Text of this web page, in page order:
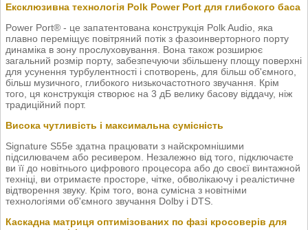
Ексклюзивна технологія Polk Power Port для глибокого баса
Power Port® - це запатентована конструкція Polk Audio, яка
плавно переміщує повітряний потік з фазоинверторного порту
динаміка в зону прослуховування. Вона також розширює
загальний розмір порту, забезпечуючи збільшену площу поверхні
для усунення турбулентності і спотворень, для більш об'ємного,
більш музичного, глибокого низькочастотного звучання. Крім
того, ця конструкція створює на 3 дБ велику басову віддачу, ніж
традиційний порт.
Висока чутливість і максимальна сумісність
Signature S55e здатна працювати з найскромнішими
підсилювачем або ресивером. Незалежно від того, підключаєте
ви її до новітнього цифрового процесора або до своєї винтажной
техніці, ви отримаєте просторе, чітке, обволікаючу і реалістичне
відтворення звуку. Крім того, вона сумісна з новітніми
технологіями об'ємного звучання Dolby і DTS.
Каскадна матриця оптимізованих по фазі кросоверів для